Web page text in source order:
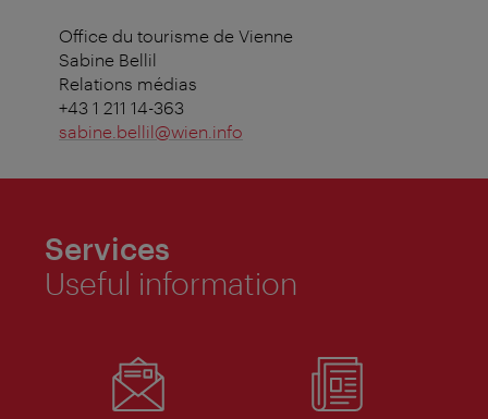
Office du tourisme de Vienne
Sabine Bellil
Relations médias
+43 1 211 14-363
sabine.bellil@wien.info
Services
Useful information